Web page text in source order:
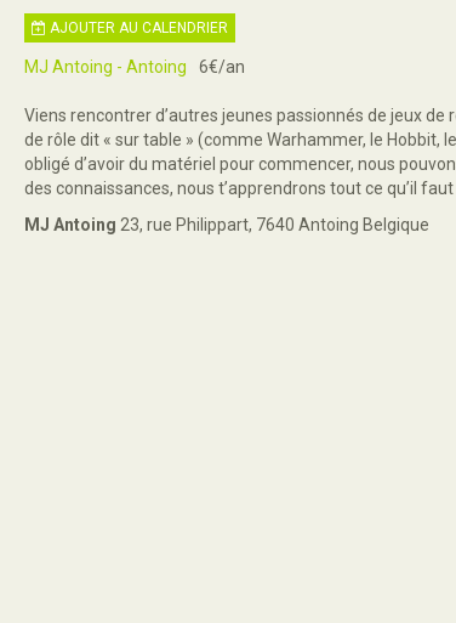
AJOUTER AU CALENDRIER
MJ Antoing - Antoing 6€/an
Viens rencontrer d’autres jeunes passionnés de jeux
de rôle dit « sur table » (comme Warhammer, le Hobbit,
obligé d’avoir du matériel pour commencer, nous
des connaissances, nous t’apprendrons tout ce qu’il
MJ Antoing 23, rue Philippart, 7640 Antoing Belgique